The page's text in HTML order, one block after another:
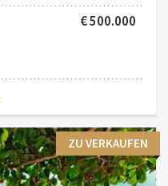
€ 500.000
ZU VERKAUFEN